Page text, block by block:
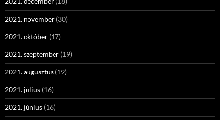
2021. november (30)
2021. október (17)
2021. szeptember (19)
2021. augusztus (19)
2021. július (16)
2021. június (16)